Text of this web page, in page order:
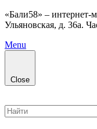
«Бали58» – интернет-
Ульяновская, д. 36а.
Menu
Close